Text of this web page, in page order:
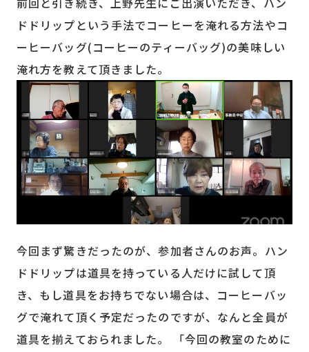
ドドリップという手法でコーヒーを淹れる方法やコ
ーヒーバッグ(コーヒーのティーバッグ)の美味しい
淹れ方を教えて頂きました。
今回まず驚きだったのが、参加者さんのお声。ハン
ドドリップは道具を持っている人だけに試して頂
き、もし道具をお持ちでない場合は、コーヒーバッ
グで淹れて頂く予定だったのですが、なんと全員が
道具を揃えておられました。 「今回の教室のために